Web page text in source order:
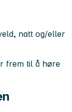
natt og/eller
frem til å høre